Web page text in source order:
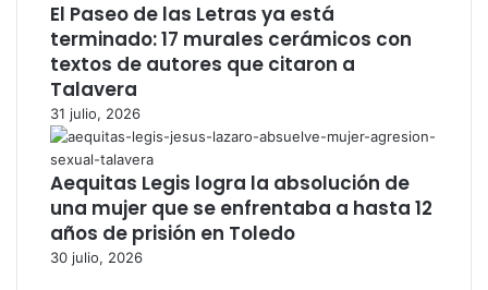
El Paseo de las Letras ya está
terminado: 17 murales cerámicos con
textos de autores que citaron a
Talavera
31 julio, 2026
Aequitas Legis logra la absolución de
una mujer que se enfrentaba a hasta 12
años de prisión en Toledo
30 julio, 2026